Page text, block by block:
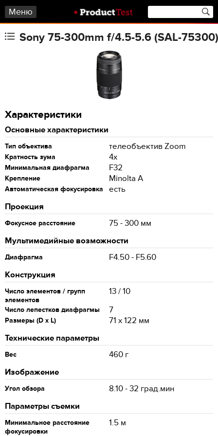
Меню
Sony 75-300mm f/4.5-5.6 (SAL-
Характеристики
Основные характеристики
Тип объектива телеобъектив Zoom
Кратность зума 4x
Минимальная диафрагма F32
Крепление Minolta A
Автоматическая фокусировка
есть
Проекция
Фокусное расстояние
75 - 300 мм
Мультимедийные возможности
Диафрагма
F4.50 - F5.60
Конструкция
Число элементов / групп
элементов
13 / 10
Число лепестков диафрагмы 7
Размеры (D x L)
71 x 122 мм
Технические параметры
Вес
460 г
Изображение
Угол обзора
8.10 - 32 град.мин
Параметры съемки
Минимальное расстояние
фокусировки
1.5 м